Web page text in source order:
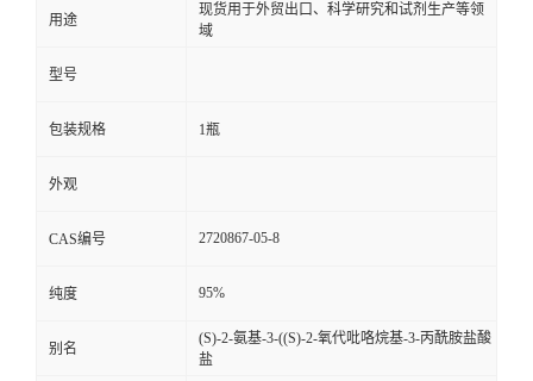
用途
现货用于外贸出口、科学研究和试剂生产等领
域
型号
包装规格 1瓶
外观
CAS编号 2720867-05-8
纯度 95%
别名
(S)-2-氨基-3-((S)-2-氧代吡咯烷基-3-丙酰胺盐酸
盐